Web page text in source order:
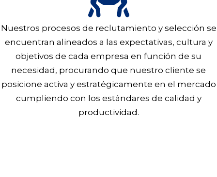
Nuestros procesos de reclutamiento y selección se
encuentran alineados a las expectativas, cultura y
objetivos de cada empresa en función de su
necesidad, procurando que nuestro cliente se
posicione activa y estratégicamente en el mercado
cumpliendo con los estándares de calidad y
productividad.